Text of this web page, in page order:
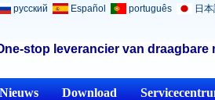
stop leverancier van
русский Español português 日
Nieuws Download